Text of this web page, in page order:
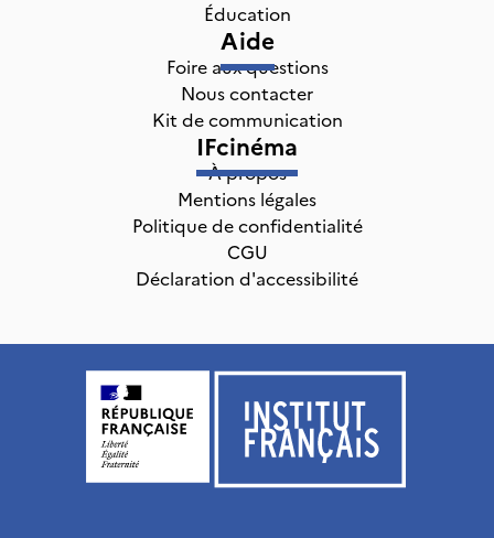
Éducation
Aide
Foire aux questions
Nous contacter
Kit de communication
IFcinéma
À propos
Mentions légales
Politique de confidentialité
CGU
Déclaration d'accessibilité